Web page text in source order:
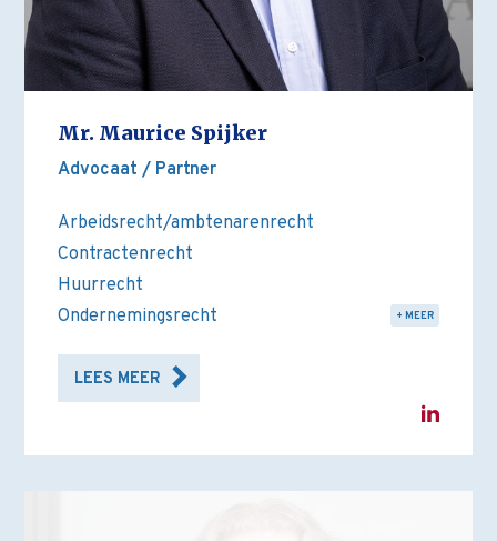
Mr. Maurice Spijker
Advocaat / Partner
Arbeidsrecht/ambtenarenrecht
Contractenrecht
Huurrecht
Ondernemingsrecht
+ MEER
LEES MEER